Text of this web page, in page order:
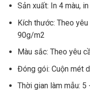
Sản xuất: In 4 màu,
Kích thước: Theo
90g/m2
Màu sắc: Theo yêu
Đóng gói: Cuộn mét
Thời gian làm mẫu: 5